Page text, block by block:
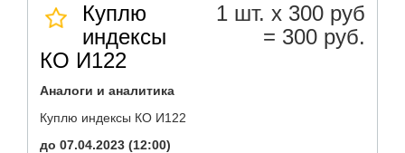
Куплю
индексы
КО И122
1 шт. х 300 руб
= 300 руб.
Аналоги и аналитика
Куплю индексы КО И122
до 07.04.2023 (12:00)